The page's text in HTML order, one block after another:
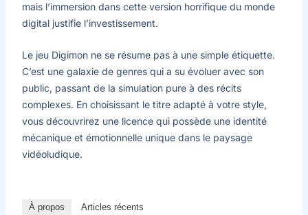
mais l’immersion dans cette version horrifique du monde
digital justifie l’investissement.
Le jeu Digimon ne se résume pas à une simple étiquette.
C’est une galaxie de genres qui a su évoluer avec son
public, passant de la simulation pure à des récits
complexes. En choisissant le titre adapté à votre style,
vous découvrirez une licence qui possède une identité
mécanique et émotionnelle unique dans le paysage
vidéoludique.
À propos Articles récents